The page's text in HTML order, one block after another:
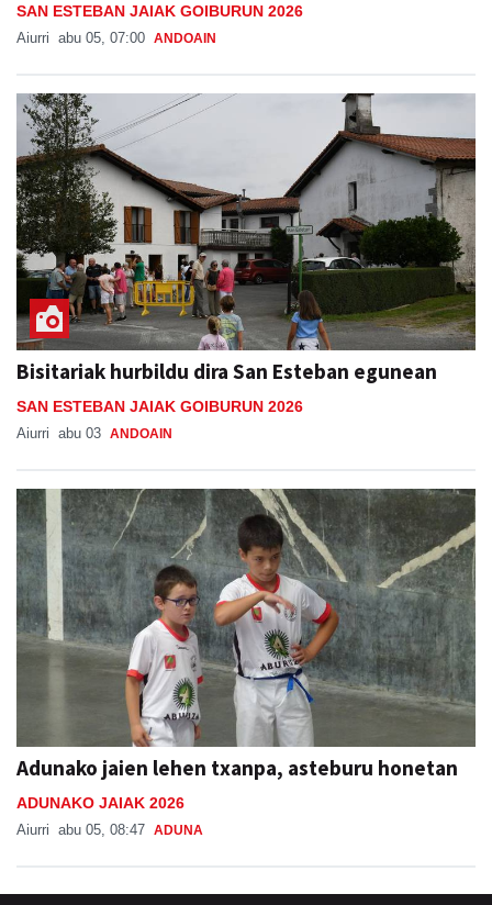
SAN ESTEBAN JAIAK GOIBURUN 2026
Aiurri abu 05, 07:00 ANDOAIN
Bisitariak hurbildu dira San Esteban egunean
SAN ESTEBAN JAIAK GOIBURUN 2026
Aiurri abu 03 ANDOAIN
Adunako jaien lehen txanpa, asteburu honetan
ADUNAKO JAIAK 2026
Aiurri abu 05, 08:47 ADUNA